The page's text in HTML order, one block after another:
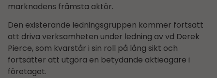
marknadens främsta aktör.
Den existerande ledningsgruppen kommer fortsatt
att driva verksamheten under ledning av vd Derek
Pierce, som kvarstår i sin roll på lång sikt och
fortsätter att utgöra en betydande aktieägare i
företaget.